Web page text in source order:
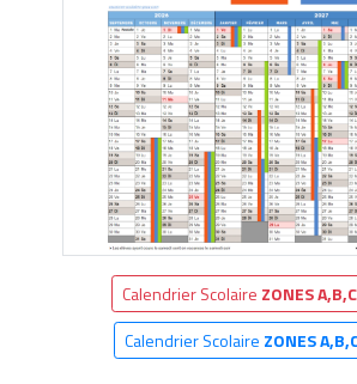
Calendrier Scolaire ZONES A,B,C
Calendrier Scolaire ZONES